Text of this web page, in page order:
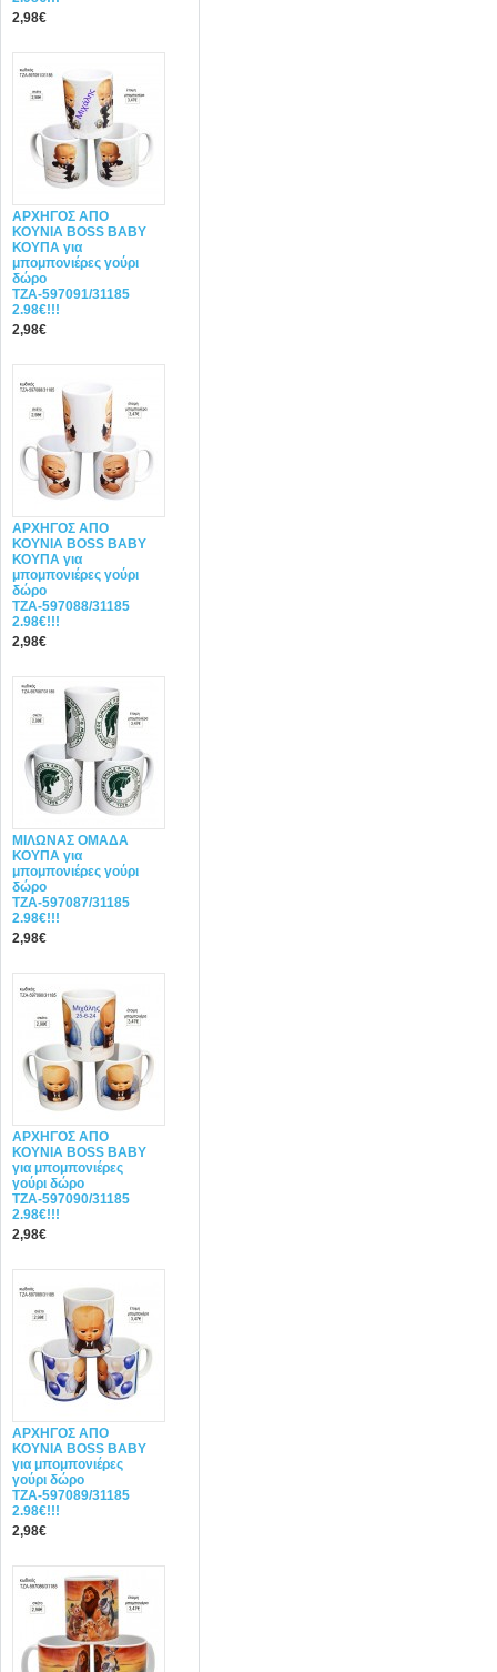
2,98€
ΑΡΧΗΓΟΣ ΑΠΟ
ΚΟΥΝΙΑ BOSS BABY
ΚΟΥΠΑ για
μπομπονιέρες γούρι
δώρο
ΤΖΑ-597091/31185
2.98€!!!
2,98€
ΑΡΧΗΓΟΣ ΑΠΟ
ΚΟΥΝΙΑ BOSS BABY
ΚΟΥΠΑ για
μπομπονιέρες γούρι
δώρο
ΤΖΑ-597088/31185
2.98€!!!
2,98€
ΜΙΛΩΝΑΣ ΟΜΑΔΑ
ΚΟΥΠΑ για
μπομπονιέρες γούρι
δώρο
ΤΖΑ-597087/31185
2.98€!!!
2,98€
ΑΡΧΗΓΟΣ ΑΠΟ
ΚΟΥΝΙΑ BOSS BABY
για μπομπονιέρες
γούρι δώρο
ΤΖΑ-597090/31185
2.98€!!!
2,98€
ΑΡΧΗΓΟΣ ΑΠΟ
ΚΟΥΝΙΑ BOSS BABY
για μπομπονιέρες
γούρι δώρο
ΤΖΑ-597089/31185
2.98€!!!
2,98€